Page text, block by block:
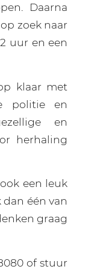
Daarna
zoek naar
uur en een
klaar met
politie en
en
herhaling
een leuk
één van
graag
of stuur